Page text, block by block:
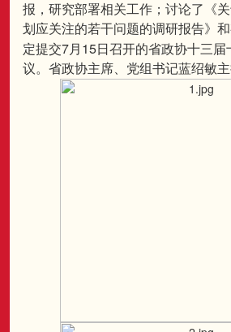
报，研究部署相关工作；讨论了《
划应关注的若干问题的调研报告》
定提交7月 15日召开的省政协十三
议。省政协主席、党组书记蓝绍敏主